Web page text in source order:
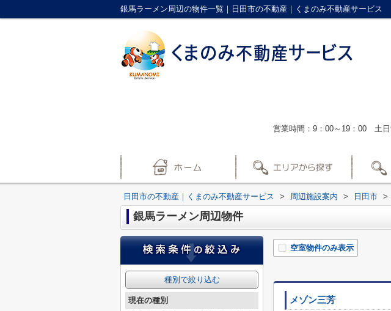
銀馬ラーメン周辺の物件一覧｜日田市の不動産｜くまのみ不動産サービス
営業時間：9：00～19：00 土
日田市の不動産｜くまのみ不動産サービス > 周辺施設案内 > 日田市 >
銀馬ラーメン周辺物件
空室物件のみ表示
メゾン三芳
種別で絞り込む
現在の種別